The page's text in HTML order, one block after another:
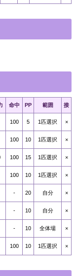
命中 PP 範囲 接
100 5 1匹選択 ×
100 10 1匹選択 ×
100 15 1匹選択 ×
100 10 1匹選択 ×
- 20 自分 ×
- 10 自分 ×
- 10 全体場 ×
100 10 1匹選択 ×